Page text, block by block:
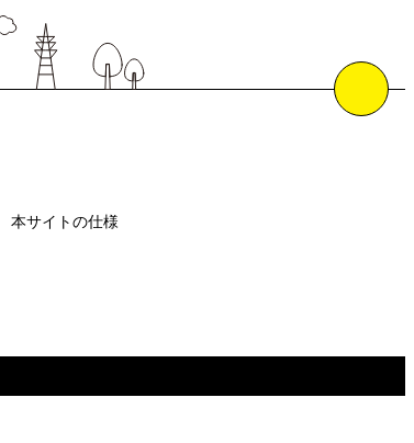
本サイトの仕様